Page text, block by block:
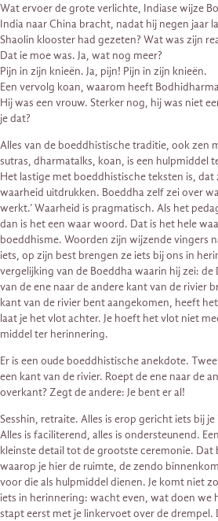
Wat ervoer de grote verlichte, Indiase wijze
India naar China bracht, nadat hij negen jaar
Shaolin klooster had gezeten? Wat was zijn
Dat ie moe was. Ja, wat nog meer?
Pijn in zijn knieën. Ja, pijn! Pijn in zijn knieën.
Een vervolg koan, waarom heeft
Hij was een vrouw. Sterker nog, hij was niet
je dat?
Alles van de boeddhistische traditie, ook zen
sutras, dharmatalks, koan, is een hulpmiddel
Het lastige met boeddhistische teksten is, dat
waarheid uitdrukken. Boeddha zelf zei over
werkt.’ Waarheid is pragmatisch. Als het
dan is het een waar woord. Dat is het hele
boeddhisme. Woorden zijn wijzende vingers
iets, op zijn best brengen ze iets bij ons in
vergelijking van de Boeddha waarin hij zei: de
van de ene naar de andere kant van de rivier
kant van de rivier bent aangekomen, heeft
laat je het vlot achter. Je hoeft het vlot niet
middel ter herinnering.
Er is een oude boeddhistische anekdote.
een kant van de rivier. Roept de ene naar de
overkant? Zegt de andere: Je bent er al!
Sesshin, retraite. Alles is erop gericht iets bij
Alles is faciliterend, alles is ondersteunend.
kleinste detail tot de grootste ceremonie. Dat
waarop je hier de ruimte, de zendo
voor die als hulpmiddel dienen. Je komt niet
iets in herinnering: wacht even, wat doen we
stapt eerst met je linkervoet over de drempel.